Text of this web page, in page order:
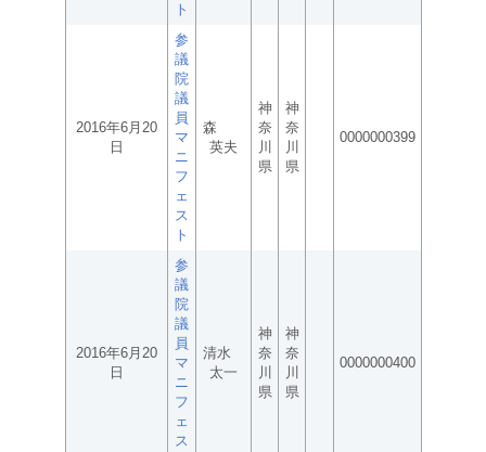
ト
2016年6月20
日
参
議
院
議
員
マ
ニ
フ
ェ
ス
ト
森
英夫
神
奈
川
県
神
奈
川
県
0000000399
2016年6月20
日
参
議
院
議
員
マ
ニ
フ
ェ
ス
清水
太一
神
奈
川
県
神
奈
川
県
0000000400